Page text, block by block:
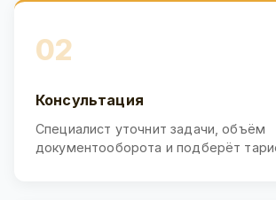
02
Консультация
Специалист уточнит задачи, объём
документооборота и подберёт